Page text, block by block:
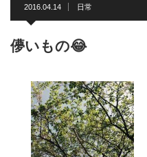
2016.04.14 日常
儚いもの😂